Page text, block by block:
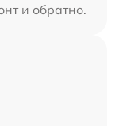
и обратно.